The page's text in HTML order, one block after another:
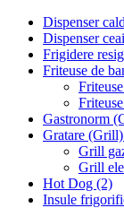
Dispenser
Dispenser
Frigidere
Friteuse de
Gastronorm
Gratare
Grill
Grill
Hot Dog (2)
Insule